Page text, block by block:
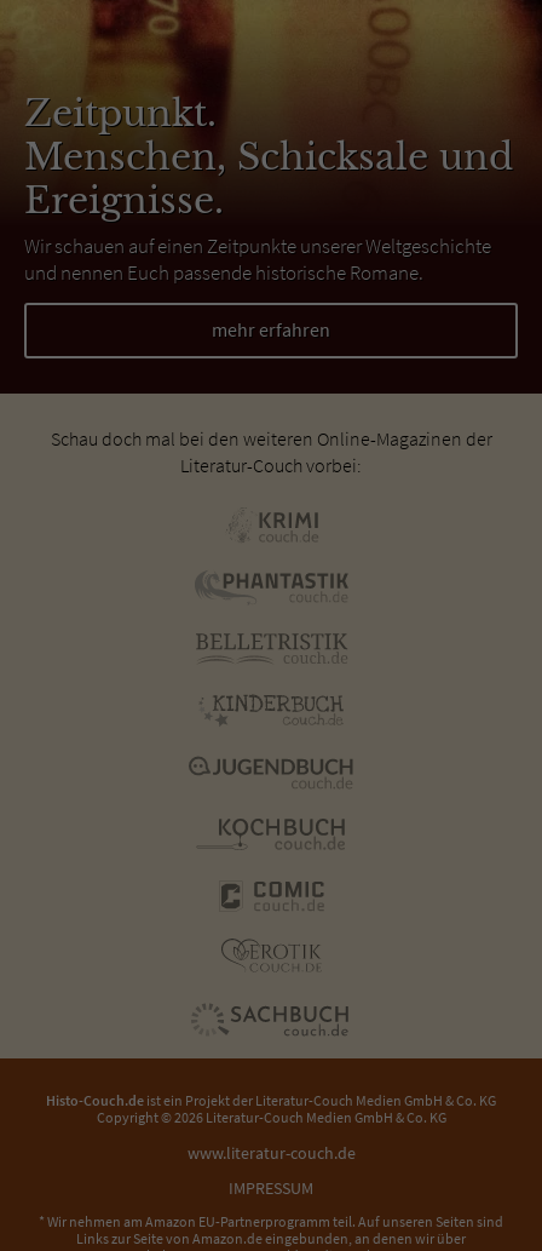
Zeitpunkt.
Menschen, Schicksale und
Ereignisse.
Wir schauen auf einen Zeitpunkte unserer Weltgeschichte
und nennen Euch passende historische Romane.
mehr erfahren
Schau doch mal bei den weiteren Online-Magazinen der
Literatur-Couch vorbei:
Histo-Couch.de ist ein Projekt der Literatur-Couch Medien GmbH & Co. KG
Copyright © 2026 Literatur-Couch Medien GmbH & Co. KG
www.literatur-couch.de
IMPRESSUM
* Wir nehmen am Amazon EU-Partnerprogramm teil. Auf unseren Seiten sind
Links zur Seite von Amazon.de eingebunden, an denen wir über